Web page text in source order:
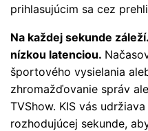
prihlasujúcim sa cez
Na každej sekunde
nízkou latenciou.
športového vysielania
zhromažďovanie správ
TVShow. KIS vás
rozhodujúcej sekunde,